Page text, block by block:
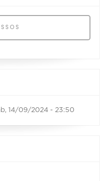
14/09/2024 - 23:50